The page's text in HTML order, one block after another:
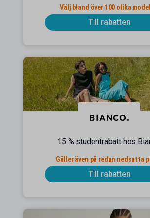
Välj bland över 100 olika
Till rabatten
15 % studentrabatt hos
Gäller även på redan nedsatta
Till rabatten